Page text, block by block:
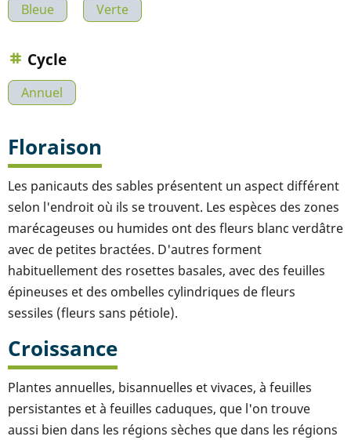
Bleue Verte
Cycle
Annuel
Floraison
Les panicauts des sables présentent un aspect différent
selon l'endroit où ils se trouvent. Les espèces des zones
marécageuses ou humides ont des fleurs blanc verdâtre
avec de petites bractées. D'autres forment
habituellement des rosettes basales, avec des feuilles
épineuses et des ombelles cylindriques de fleurs
sessiles (fleurs sans pétiole).
Croissance
Plantes annuelles, bisannuelles et vivaces, à feuilles
persistantes et à feuilles caduques, que l'on trouve
aussi bien dans les régions sèches que dans les régions